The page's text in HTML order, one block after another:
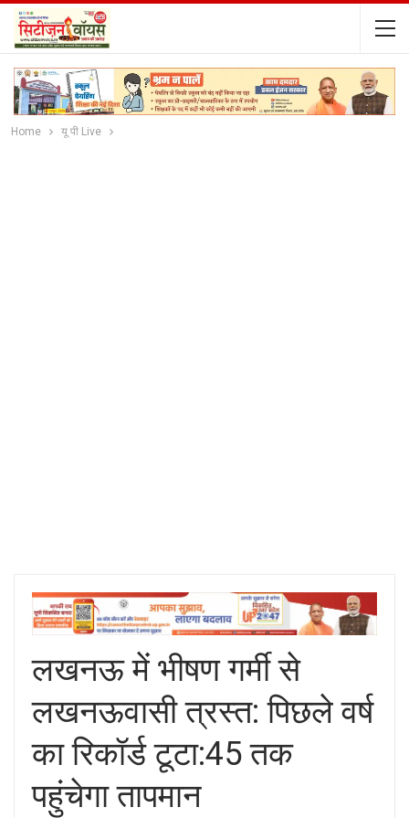
Home यू पी Live
लखनऊ में भीषण गर्मी से
लखनऊवासी त्रस्त: पिछले वर्ष
का रिकॉर्ड टूटा:45 तक
पहुंचेगा तापमान